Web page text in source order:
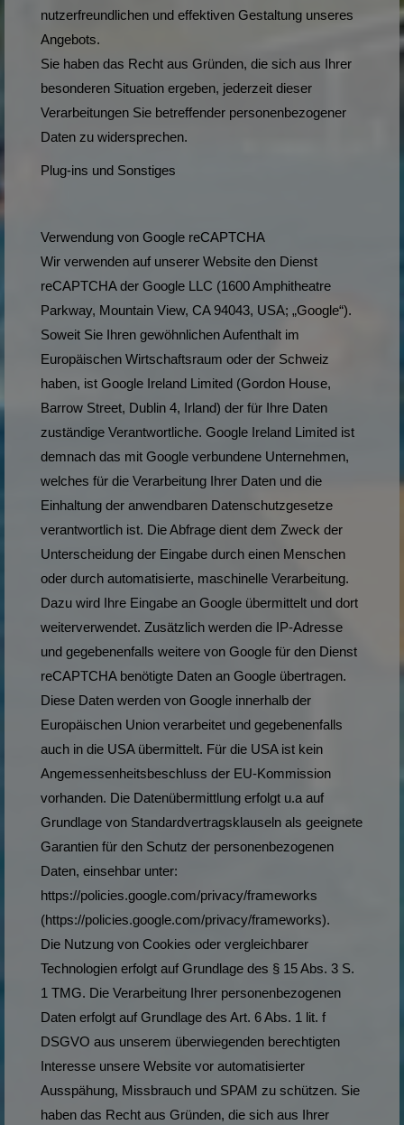
nutzerfreundlichen und effektiven Gestaltung unseres
Angebots.
Sie haben das Recht aus Gründen, die sich aus Ihrer
besonderen Situation ergeben, jederzeit dieser
Verarbeitungen Sie betreffender personenbezogener
Daten zu widersprechen.
Plug-ins und Sonstiges
Verwendung von Google reCAPTCHA
Wir verwenden auf unserer Website den Dienst
reCAPTCHA der Google LLC (1600 Amphitheatre
Parkway, Mountain View, CA 94043, USA; „Google“).
Soweit Sie Ihren gewöhnlichen Aufenthalt im
Europäischen Wirtschaftsraum oder der Schweiz
haben, ist Google Ireland Limited (Gordon House,
Barrow Street, Dublin 4, Irland) der für Ihre Daten
zuständige Verantwortliche. Google Ireland Limited ist
demnach das mit Google verbundene Unternehmen,
welches für die Verarbeitung Ihrer Daten und die
Einhaltung der anwendbaren Datenschutzgesetze
verantwortlich ist. Die Abfrage dient dem Zweck der
Unterscheidung der Eingabe durch einen Menschen
oder durch automatisierte, maschinelle Verarbeitung.
Dazu wird Ihre Eingabe an Google übermittelt und dort
weiterverwendet. Zusätzlich werden die IP-Adresse
und gegebenenfalls weitere von Google für den Dienst
reCAPTCHA benötigte Daten an Google übertragen.
Diese Daten werden von Google innerhalb der
Europäischen Union verarbeitet und gegebenenfalls
auch in die USA übermittelt. Für die USA ist kein
Angemessenheitsbeschluss der EU-Kommission
vorhanden. Die Datenübermittlung erfolgt u.a auf
Grundlage von Standardvertragsklauseln als geeignete
Garantien für den Schutz der personenbezogenen
Daten, einsehbar unter:
https://policies.google.com/privacy/frameworks
(https://policies.google.com/privacy/frameworks).
Die Nutzung von Cookies oder vergleichbarer
Technologien erfolgt auf Grundlage des § 15 Abs. 3 S.
1 TMG. Die Verarbeitung Ihrer personenbezogenen
Daten erfolgt auf Grundlage des Art. 6 Abs. 1 lit. f
DSGVO aus unserem überwiegenden berechtigten
Interesse unsere Website vor automatisierter
Ausspähung, Missbrauch und SPAM zu schützen. Sie
haben das Recht aus Gründen, die sich aus Ihrer